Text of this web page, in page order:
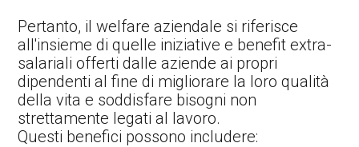
Pertanto, il welfare aziendale si riferisce
all'insieme di quelle iniziative e benefit extra-
salariali offerti dalle aziende ai propri
dipendenti al fine di migliorare la loro qualità
della vita e soddisfare bisogni non
strettamente legati al lavoro.
Questi benefici possono includere: